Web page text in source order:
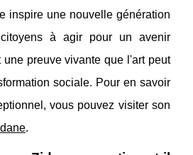
inspire une nouvelle génération
à agir pour un avenir
preuve vivante que l'art peut
sociale. Pour en savoir
vous pouvez visiter son
.